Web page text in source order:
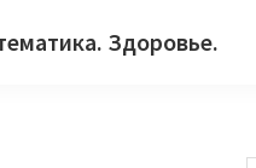
Здоровье.